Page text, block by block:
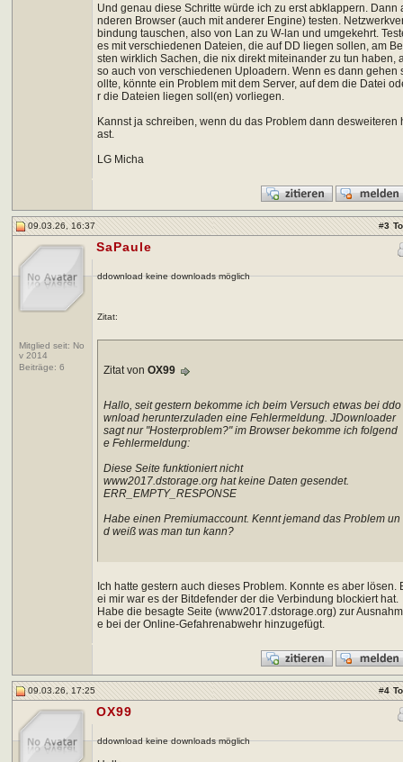
Und genau diese Schritte würde ich zu erst abklappern. Dann
nderen Browser (auch mit anderer Engine) testen.
bindung tauschen, also von Lan zu W-lan und umgekehrt.
es mit verschiedenen Dateien, die auf DD liegen sollen, am Be
sten wirklich Sachen, die nix direkt miteinander zu tun haben,
so auch von verschiedenen Uploadern. Wenn es dann gehen
ollte, könnte ein Problem mit dem Server, auf dem die Datei
r die Dateien liegen soll(en) vorliegen.
Kannst ja schreiben, wenn du das Problem dann desweiteren
ast.
LG Micha
09.03.26, 16:37 #3
Mitglied seit: No
v 2014
Beiträge: 6
SaPaule
ddownload keine downloads möglich
Zitat:
Zitat vonOX99
Hallo, seit gestern bekomme ich beim Versuch etwas bei ddo
wnload herunterzuladen eine Fehlermeldung. JDownloader
sagt nur "Hosterproblem?" im Browser bekomme ich folgend
e Fehlermeldung:
Diese Seite funktioniert nicht
www2017.dstorage.org hat keine Daten gesendet.
ERR_EMPTY_RESPONSE
Habe einen Premiumaccount. Kennt jemand das Problem un
d weiß was man tun kann?
Ich hatte gestern auch dieses Problem. Konnte es aber lösen.
ei mir war es der Bitdefender der die Verbindung blockiert hat.
Habe die besagte Seite (www2017.dstorage.org) zur Ausnahm
e bei der Online-Gefahrenabwehr hinzugefügt.
09.03.26, 17:25 #4
OX99
ddownload keine downloads möglich